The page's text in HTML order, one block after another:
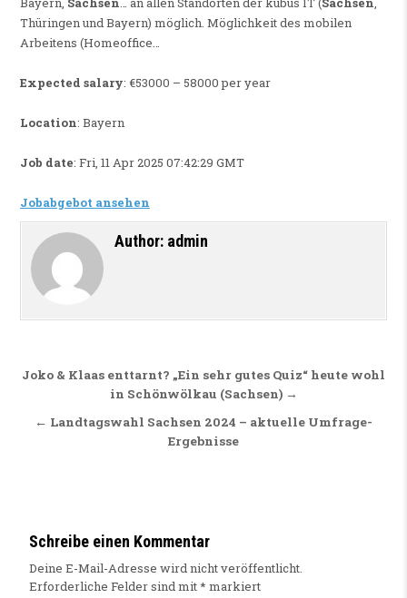
Thüringen und Bayern) möglich. Möglichkeit des mobilen
Arbeitens (Homeoffice…
Expected salary: €53000 – 58000 per year
Location: Bayern
Job date: Fri, 11 Apr 2025 07:42:29 GMT
Jobabgebot ansehen
Author: admin
Beitragsnavigation
Joko & Klaas enttarnt? „Ein sehr gutes Quiz“ heute wohl
in Schönwölkau (Sachsen) →
← Landtagswahl Sachsen 2024 – aktuelle Umfrage-
Ergebnisse
Schreibe einen Kommentar
Deine E-Mail-Adresse wird nicht veröffentlicht.
Erforderliche Felder sind mit* markiert